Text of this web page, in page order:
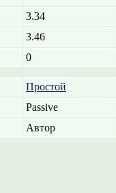
3.34
3.46
0
Простой
Passive
Автор